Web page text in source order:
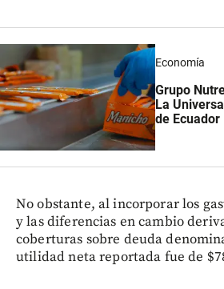
Economía
Grupo
La
de Ecuador
No obstante, al incorporar los
y las diferencias en cambio
coberturas sobre deuda
utilidad neta reportada fue de